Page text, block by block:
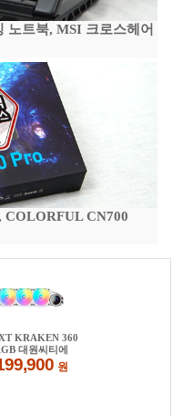
노트북, MSI 크로스헤어
COLORFUL CN700